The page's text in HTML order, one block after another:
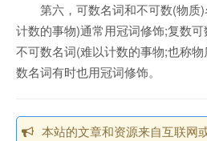
第六，可数名词和不可数(物质
计数的事物)通常用冠词修饰;复数可
不可数名词(难以计数的事物;也称
数名词有时也用冠词修饰。
本站的文章和资源来自互联网